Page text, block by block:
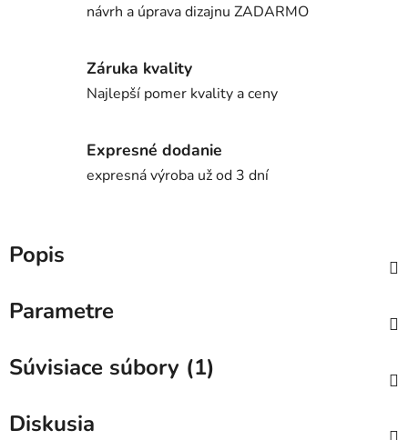
návrh a úprava dizajnu ZADARMO
Záruka kvality
Najlepší pomer kvality a ceny
Expresné dodanie
expresná výroba už od 3 dní
Popis
Parametre
Súvisiace súbory (1)
Diskusia